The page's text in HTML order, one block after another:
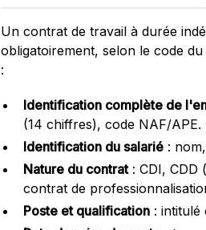
Un contrat de travail à durée
obligatoirement, selon le code
:
Identification complète de
(14 chiffres), code NAF/APE.
Identification du salarié :
Nature du contrat: CDI, CDD
contrat de
Poste et qualification : intitulé